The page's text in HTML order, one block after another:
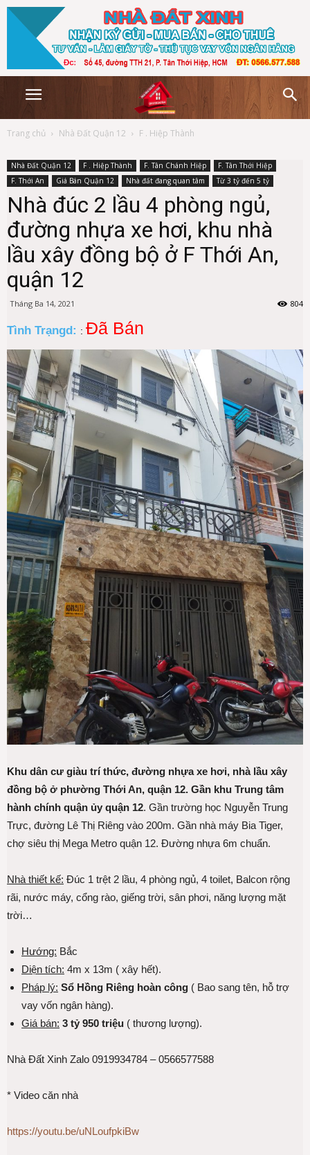
Trang chủ Nhà Đất Quận 12 F . Hiệp Thành
Nhà Đất Quận 12 F . Hiệp Thành F. Tân Chánh Hiệp
F. Tân Thới Hiệp
F. Thới An
Giá Bán Quận 12 Nhà đất đang quan tâm Từ 3 tỷ đến 5 tỷ
Nhà đúc 2 lầu 4 phòng ngủ,
đường nhựa xe hơi, khu nhà
lầu xây đồng bộ ở F Thới An,
quận 12
Tháng Ba 14, 2021 804
Tình Trạngd: : Đã Bán
Khu dân cư giàu trí thức, đường nhựa xe hơi, nhà lầu xây
đồng bộ ở phường Thới An, quận 12. Gần khu Trung tâm
hành chính quận ủy quận 12. Gần trường học Nguyễn Trung
Trực, đường Lê Thị Riêng vào 200m. Gần nhà máy Bia Tiger,
chợ siêu thị Mega Metro quận 12. Đường nhựa 6m chuẩn.
Nhà thiết kế: Đúc 1 trệt 2 lầu, 4 phòng ngủ, 4 toilet, Balcon rộng
rãi, nước máy, cổng rào, giếng trời, sân phơi, năng lượng mặt
trời…
Hướng: Bắc
Diện tích: 4m x 13m ( xây hết).
Pháp lý: Sổ Hồng Riêng hoàn công ( Bao sang tên, hỗ trợ
vay vốn ngân hàng).
Giá bán: 3 tỷ 950 triệu ( thương lượng).
Nhà Đất Xinh Zalo 0919934784 – 0566577588
* Video căn nhà
https://youtu.be/uNLoufpkiBw